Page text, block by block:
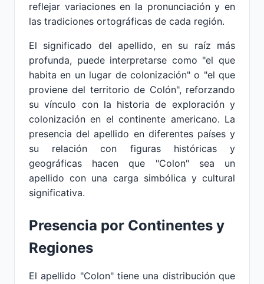
reflejar variaciones en la pronunciación y en
las tradiciones ortográficas de cada región.
El significado del apellido, en su raíz más
profunda, puede interpretarse como "el que
habita en un lugar de colonización" o "el que
proviene del territorio de Colón", reforzando
su vínculo con la historia de exploración y
colonización en el continente americano. La
presencia del apellido en diferentes países y
su relación con figuras históricas y
geográficas hacen que "Colon" sea un
apellido con una carga simbólica y cultural
significativa.
Presencia por Continentes y
Regiones
El apellido "Colon" tiene una distribución que